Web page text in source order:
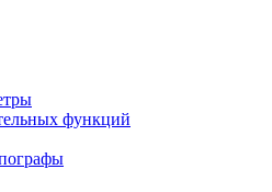
функций